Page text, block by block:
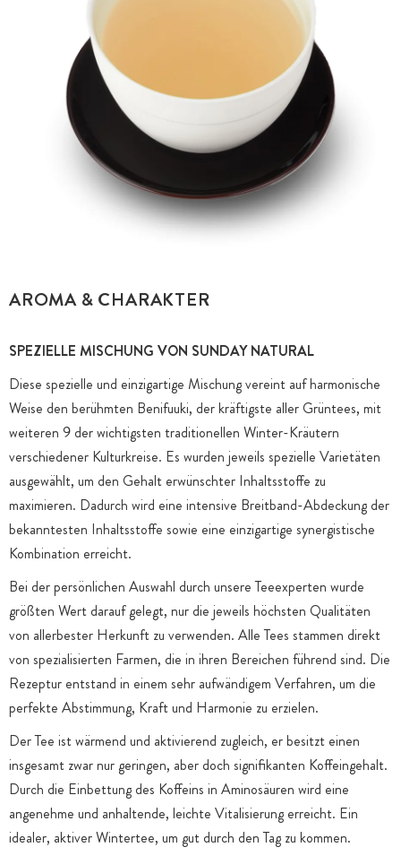
AROMA & CHARAKTER
SPEZIELLE MISCHUNG VON SUNDAY NATURAL
Diese spezielle und einzigartige Mischung vereint auf harmonische
Weise den berühmten Benifuuki, der kräftigste aller Grüntees, mit
weiteren 9 der wichtigsten traditionellen Winter-Kräutern
verschiedener Kulturkreise. Es wurden jeweils spezielle Varietäten
ausgewählt, um den Gehalt erwünschter Inhaltsstoffe zu
maximieren. Dadurch wird eine intensive Breitband-Abdeckung der
bekanntesten Inhaltsstoffe sowie eine einzigartige synergistische
Kombination erreicht.
Bei der persönlichen Auswahl durch unsere Teeexperten wurde
größten Wert darauf gelegt, nur die jeweils höchsten Qualitäten
von allerbester Herkunft zu verwenden. Alle Tees stammen direkt
von spezialisierten Farmen, die in ihren Bereichen führend sind. Die
Rezeptur entstand in einem sehr aufwändigem Verfahren, um die
perfekte Abstimmung, Kraft und Harmonie zu erzielen.
Der Tee ist wärmend und aktivierend zugleich, er besitzt einen
insgesamt zwar nur geringen, aber doch signifikanten Koffeingehalt.
Durch die Einbettung des Koffeins in Aminosäuren wird eine
angenehme und anhaltende, leichte Vitalisierung erreicht. Ein
idealer, aktiver Wintertee, um gut durch den Tag zu kommen.